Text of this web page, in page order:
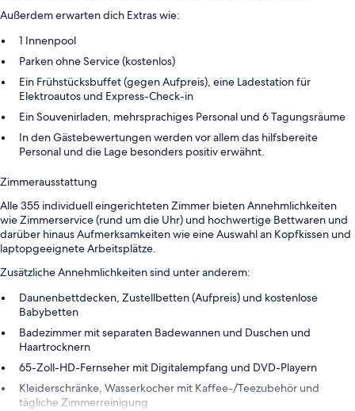
Außerdem erwarten dich Extras wie:
1 Innenpool
Parken ohne Service (kostenlos)
Ein Frühstücksbuffet (gegen Aufpreis), eine Ladestation für
Elektroautos und Express-Check-in
Ein Souvenirladen, mehrsprachiges Personal und 6 Tagungsräume
In den Gästebewertungen werden vor allem das hilfsbereite
Personal und die Lage besonders positiv erwähnt.
Zimmerausstattung
Alle 355 individuell eingerichteten Zimmer bieten Annehmlichkeiten
wie Zimmerservice (rund um die Uhr) und hochwertige Bettwaren und
darüber hinaus Aufmerksamkeiten wie eine Auswahl an Kopfkissen und
laptopgeeignete Arbeitsplätze.
Zusätzliche Annehmlichkeiten sind unter anderem:
Daunenbettdecken, Zustellbetten (Aufpreis) und kostenlose
Babybetten
Badezimmer mit separaten Badewannen und Duschen und
Haartrocknern
65-Zoll-HD-Fernseher mit Digitalempfang und DVD-Playern
Kleiderschränke, Wasserkocher mit Kaffee-/Teezubehör und
tägliche Zimmerreinigung